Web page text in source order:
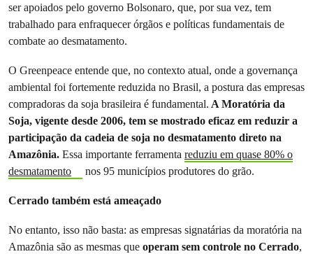
ser apoiados pelo governo Bolsonaro, que, por sua vez, tem
trabalhado para enfraquecer órgãos e políticas fundamentais de
combate ao desmatamento.
O Greenpeace entende que, no contexto atual, onde a governança
ambiental foi fortemente reduzida no Brasil, a postura das empresas
compradoras da soja brasileira é fundamental. A Moratória da
Soja, vigente desde 2006, tem se mostrado eficaz em reduzir a
participação da cadeia de soja no desmatamento direto na
Amazônia. Essa importante ferramenta reduziu em quase 80% o
desmatamento
nos 95 municípios produtores do grão.
Cerrado também está ameaçado
No entanto, isso não basta: as empresas signatárias da moratória na
Amazônia são as mesmas que operam sem controle no Cerrado,